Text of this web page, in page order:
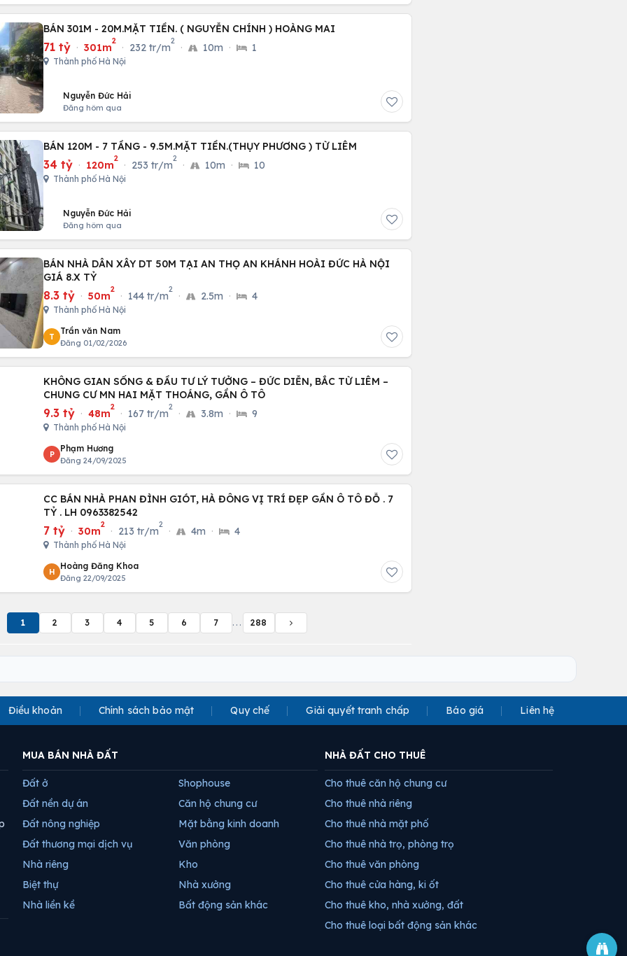
BÁN 301M - 20M.MẶT TIỀN. ( NGUYỄN CHÍNH ) HOÀNG MAI
71 tỷ · 301m
2
· 232 tr/m
2
· 10m · 1
Thành phố Hà Nội
Nguyễn Đức Hải
Đăng hôm qua
BÁN 120M - 7 TẦNG - 9.5M.MẶT TIỀN.(THỤY PHƯƠNG ) TỪ LIÊM
34 tỷ · 120m
2
· 253 tr/m
2
· 10m · 10
Thành phố Hà Nội
Nguyễn Đức Hải
Đăng hôm qua
BÁN NHÀ DÂN XÂY DT 50M TẠI AN THỌ AN KHÁNH HOÀI ĐỨC HÀ NỘI
GIÁ 8.X TỶ
8.3 tỷ · 50m
2
· 144 tr/m
2
· 2.5m · 4
Thành phố Hà Nội
T
Trần văn Nam
Đăng 01/02/2026
KHÔNG GIAN SỐNG & ĐẦU TƯ LÝ TƯỞNG – ĐỨC DIỄN, BẮC TỪ LIÊM –
CHUNG CƯ MN HAI MẶT THOÁNG, GẦN Ô TÔ
9.3 tỷ · 48m
2
· 167 tr/m
2
· 3.8m · 9
Thành phố Hà Nội
P
Phạm Hương
Đăng 24/09/2025
CC BÁN NHÀ PHAN ĐÌNH GIÓT, HÀ ĐÔNG VỊ TRÍ ĐẸP GẦN Ô TÔ ĐỖ . 7
TỶ . LH 0963382542
7 tỷ · 30m
2
· 213 tr/m
2
· 4m · 4
Thành phố Hà Nội
H
Hoàng Đăng Khoa
Đăng 22/09/2025
1 2 3 4 5 6 7 ... 288
Điều khoản Chính sách bảo mật Quy chế Giải quyết tranh chấp Báo giá Liên hệ
MUA BÁN NHÀ ĐẤT
Đất ở
Đất nền dự án
Đất nông nghiệp
Đất thương mại dịch vụ
Nhà riêng
Biệt thự
Nhà liền kề
Shophouse
Căn hộ chung cư
Mặt bằng kinh doanh
Văn phòng
Kho
Nhà xưởng
Bất động sản khác
NHÀ ĐẤT CHO THUÊ
Cho thuê căn hộ chung cư
Cho thuê nhà riêng
Cho thuê nhà mặt phố
Cho thuê nhà trọ, phòng trọ
Cho thuê văn phòng
Cho thuê cửa hàng, ki ốt
Cho thuê kho, nhà xưởng, đất
Cho thuê loại bất động sản khác